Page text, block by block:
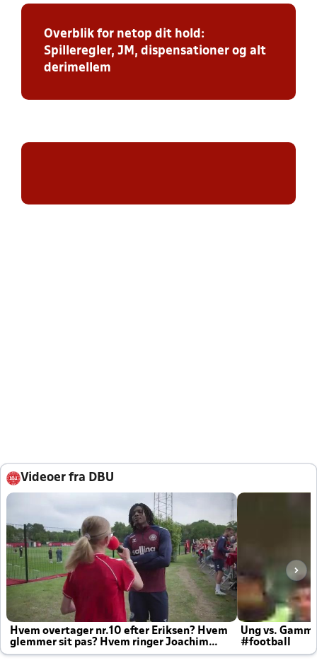
Overblik for netop dit hold:
Spilleregler, JM, dispensationer og alt
derimellem
Videoer fra DBU
Hvem overtager nr.10 efter Eriksen? Hvem
glemmer sit pas? Hvem ringer Joachim
altid til efter kampe?
Ung vs.
#football